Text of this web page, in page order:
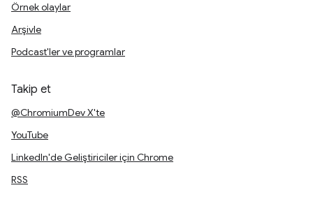
Örnek olaylar
Arşivle
Podcast'ler ve programlar
Takip et
@ChromiumDev X'te
YouTube
LinkedIn'de Geliştiriciler için Chrome
RSS